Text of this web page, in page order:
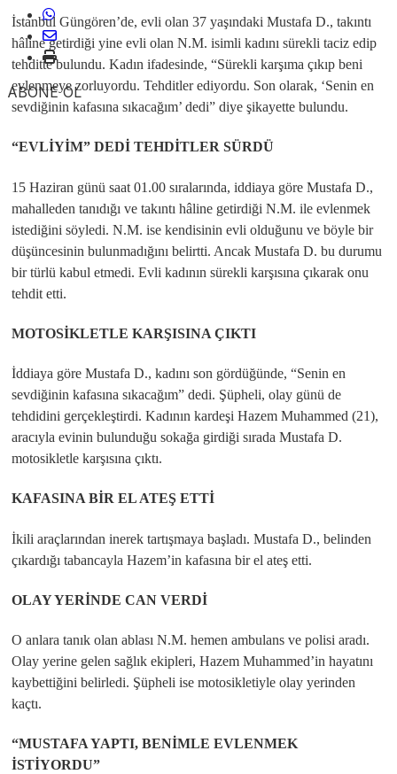
ABONE OL
İstanbul Güngören’de, evli olan 37 yaşındaki Mustafa D., takıntı
hâline getirdiği yine evli olan N.M. isimli kadını sürekli taciz edip
tehditte bulundu. Kadın ifadesinde, “Sürekli karşıma çıkıp beni
evlenmeye zorluyordu. Tehditler ediyordu. Son olarak, ‘Senin en
sevdiğinin kafasına sıkacağım’ dedi” diye şikayette bulundu.
“EVLİYİM” DEDİ TEHDİTLER SÜRDÜ
15 Haziran günü saat 01.00 sıralarında, iddiaya göre Mustafa D.,
mahalleden tanıdığı ve takıntı hâline getirdiği N.M. ile evlenmek
istediğini söyledi. N.M. ise kendisinin evli olduğunu ve böyle bir
düşüncesinin bulunmadığını belirtti. Ancak Mustafa D. bu durumu
bir türlü kabul etmedi. Evli kadının sürekli karşısına çıkarak onu
tehdit etti.
MOTOSİKLETLE KARŞISINA ÇIKTI
İddiaya göre Mustafa D., kadını son gördüğünde, “Senin en
sevdiğinin kafasına sıkacağım” dedi. Şüpheli, olay günü de
tehdidini gerçekleştirdi. Kadının kardeşi Hazem Muhammed (21),
aracıyla evinin bulunduğu sokağa girdiği sırada Mustafa D.
motosikletle karşısına çıktı.
KAFASINA BİR EL ATEŞ ETTİ
İkili araçlarından inerek tartışmaya başladı. Mustafa D., belinden
çıkardığı tabancayla Hazem’in kafasına bir el ateş etti.
OLAY YERİNDE CAN VERDİ
O anlara tanık olan ablası N.M. hemen ambulans ve polisi aradı.
Olay yerine gelen sağlık ekipleri, Hazem Muhammed’in hayatını
kaybettiğini belirledi. Şüpheli ise motosikletiyle olay yerinden
kaçtı.
“MUSTAFA YAPTI, BENİMLE EVLENMEK
İSTİYORDU”